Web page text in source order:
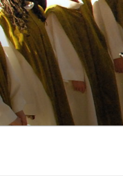
Aller
au
contenu
principal